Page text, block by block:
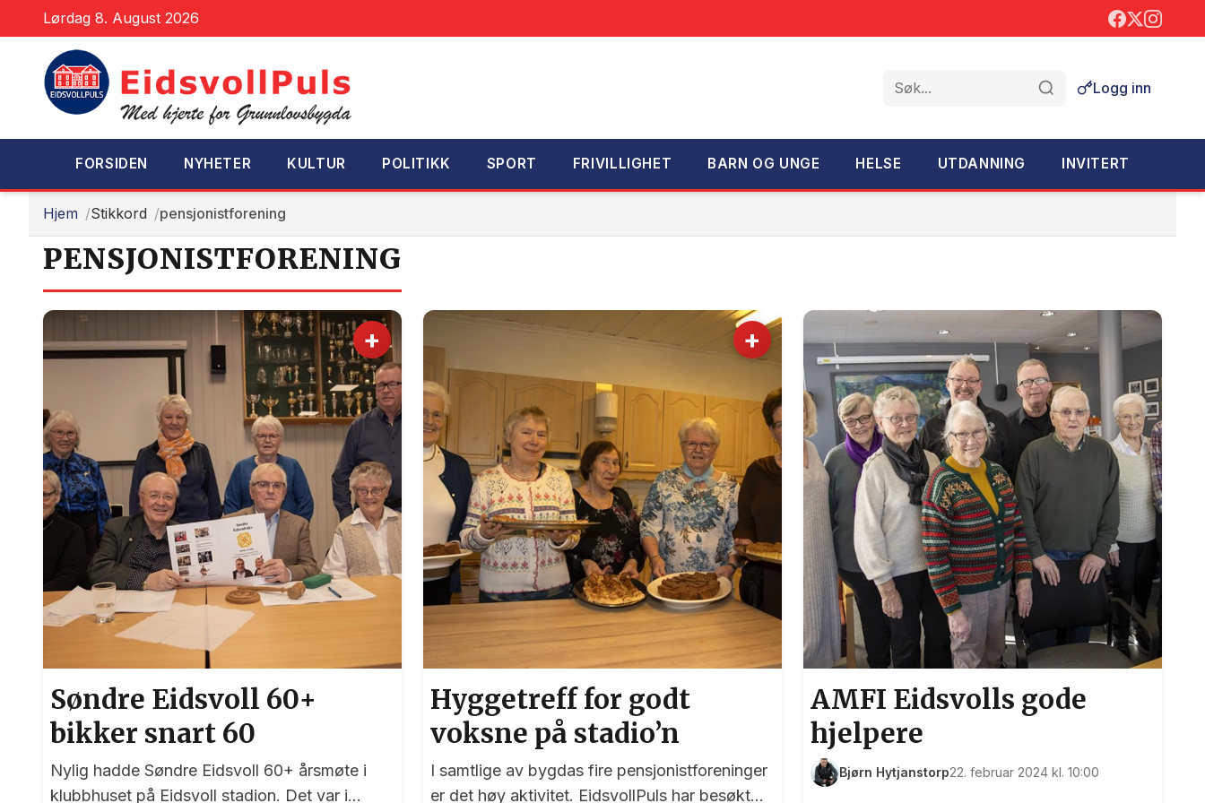
Lørdag 8. August 2026
Søk
Logg inn
FORSIDEN NYHETER KULTUR POLITIKK SPORT FRIVILLIGHET BARN OG UNGE HELSE UTDANNING INVITERT
Hjem Stikkord pensjonistforening
PENSJONISTFORENING
+
Søndre Eidsvoll 60+
bikker snart 60
Nylig hadde Søndre Eidsvoll 60+ årsmøte i
klubbhuset på Eidsvoll stadion. Det var i
+
Hyggetreff for godt
voksne på stadio’n
I samtlige av bygdas fire pensjonistforeninger
er det høy aktivitet. EidsvollPuls har besøkt
AMFI Eidsvolls gode
hjelpere
Bjørn Hytjanstorp22. februar 2024 kl. 10:00